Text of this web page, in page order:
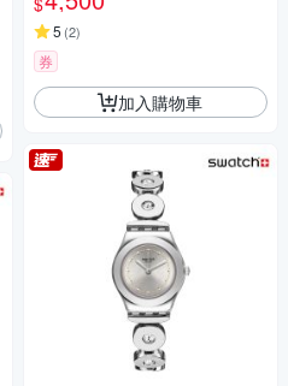
5 (2)
券
加入購物車